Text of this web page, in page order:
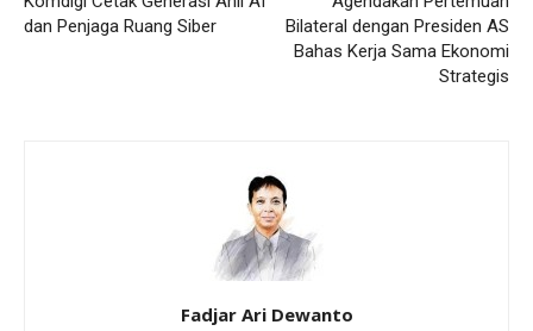
dan Penjaga Ruang Siber
Bilateral dengan Presiden AS
Bahas Kerja Sama Ekonomi
Strategis
Fadjar Ari Dewanto